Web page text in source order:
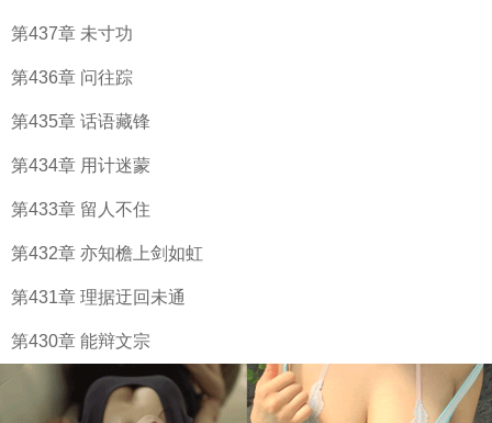
第437章 未寸功
第436章 问往踪
第435章 话语藏锋
第434章 用计迷蒙
第433章 留人不住
第432章 亦知檐上剑如虹
第431章 理据迂回未通
第430章 能辩文宗